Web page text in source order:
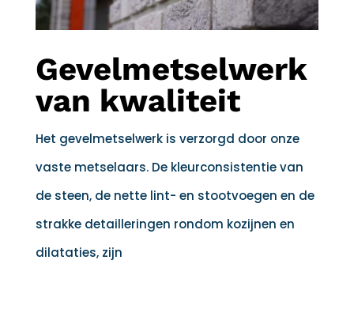
Gevelmetselwerk
van kwaliteit
Het gevelmetselwerk is verzorgd door onze
vaste metselaars. De kleurconsistentie van
de steen, de nette lint- en stootvoegen en de
strakke detailleringen rondom kozijnen en
dilataties, zijn